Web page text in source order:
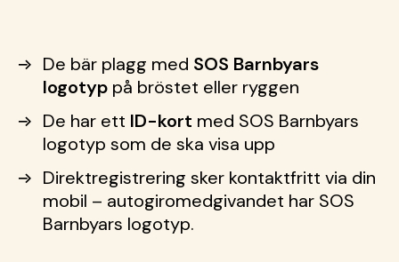
De bär plagg med SOS Barnbyars
logotyppå bröstet eller ryggen
De har ett ID-kort med SOS Barnbyars
logotyp som de ska visa upp
Direktregistrering sker kontaktfritt via din
mobil – autogiromedgivandet har SOS
Barnbyars logotyp.